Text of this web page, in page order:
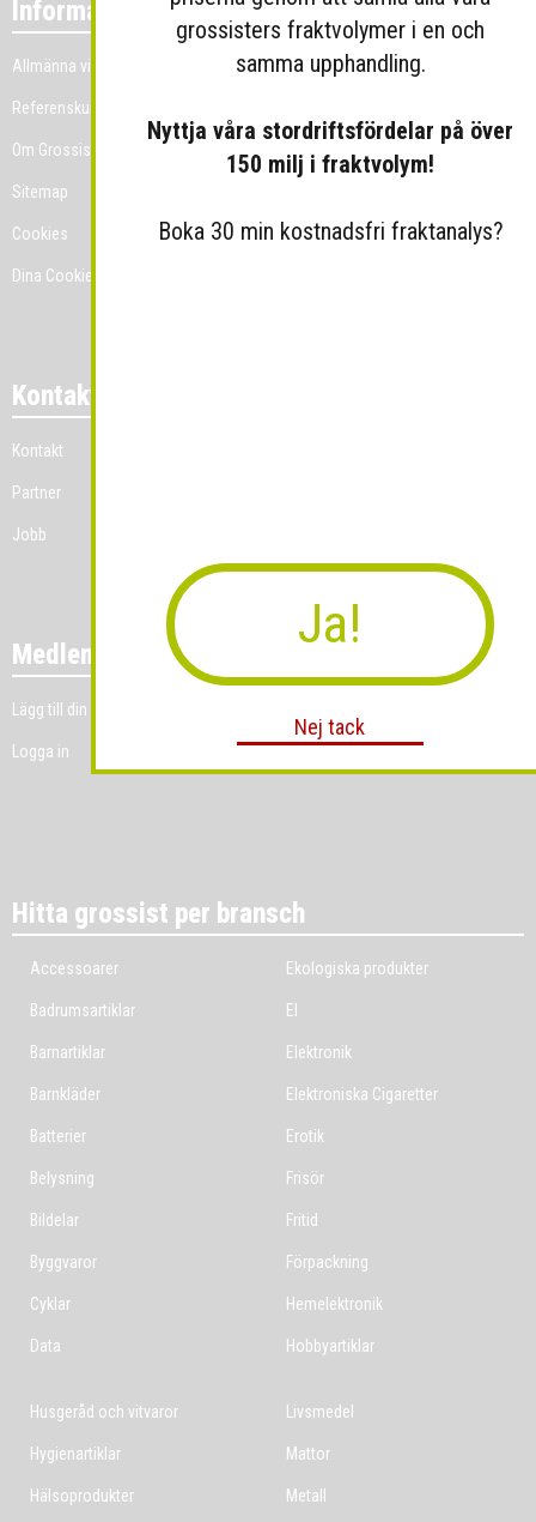
Information
Allmänna villkor
Referenskunder
Om Grossist.se
Sitemap
Cookies
Dina Cookie-prefenser
Kontakt
Kontakt
Partner
Jobb
Medlemmar
Lägg till din grossistverksamhet
Logga in
Hitta grossist per bransch
Accessoarer
Badrumsartiklar
Barnartiklar
Barnkläder
Batterier
Belysning
Bildelar
Byggvaror
Cyklar
Data
Ekologiska produkter
El
Elektronik
Elektroniska Cigaretter
Erotik
Frisör
Fritid
Förpackning
Hemelektronik
Hobbyartiklar
Husgeråd och vitvaror
Hygienartiklar
Hälsoprodukter
Livsmedel
Mattor
Metall
grossisters fraktvolymer i en och
samma upphandling.
Nyttja våra stordriftsfördelar på över
150 milj i fraktvolym!
Boka 30 min kostnadsfri fraktanalys?
Ja!
Nej tack